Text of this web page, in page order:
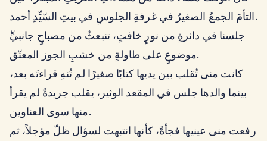
التأمَ الجمعُ الصغيرُ في غرفةِ الجلوسِ في بيتِ السّيِّدِ أحمد.
جلسنا في دائرةٍ من نورٍ خافتٍ، تنبعثُ من مصباحٍ جانبيٍّ
موضوعٍ على طاولةٍ من خشبِ الجوز المعتّق.
كانت منى تُقلب بين يديها كتابًا صغيرًا لم تُنهِ قراءتَه بعد،
بينما والدها جلس في المقعد الوثير، يقلب جريدةً لم يقرأ
منها سوى العناوين.
رفعت منى عينيها فجأةً، كأنها انتبهت لسؤال ظلّ مؤجلاً، ثم